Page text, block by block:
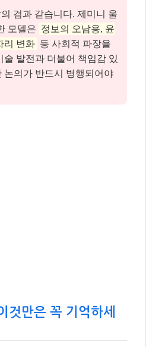
검과 같습니다. 제미니 울
모델은 정보의 오남용, 윤
리 변화 등 사회적 파장을
술 발전과 더불어 책임감 있
논의가 반드시 병행되어야
생성하여 인간과 유사한